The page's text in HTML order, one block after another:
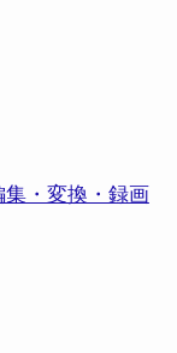
・変換・録画